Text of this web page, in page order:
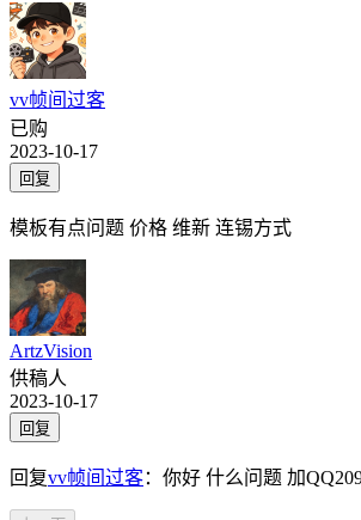
vv帧间过客
已购
2023-10-17
回复
模板有点问题 价格 维新 连锡方式
ArtzVision
供稿人
2023-10-17
回复
回复vv帧间过客： 你好 什么问题 加